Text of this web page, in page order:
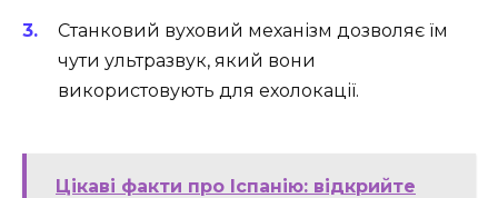
Станковий вуховий механізм дозволяє їм
чути ультразвук, який вони
використовують для ехолокації.
Цікаві факти про Іспанію: відкрийте